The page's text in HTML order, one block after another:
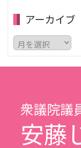
アーカイブ
ア
ー
カ
イ
衆議院議
安藤